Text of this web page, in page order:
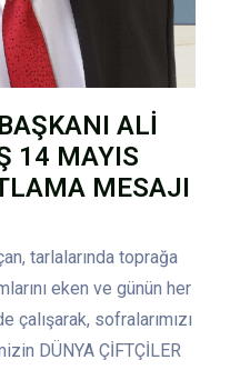
ALİ
14 MAYIS
MESAJI
tarlalarında toprağa
eken ve günün her
sofralarımızı
DÜNYA ÇİFTÇİLER